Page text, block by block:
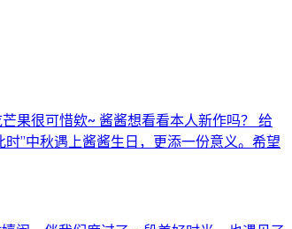
果很可惜欸~ 酱酱想看看本人新作吗？ 给
”中秋遇上酱酱生日，更添一份意义。希望